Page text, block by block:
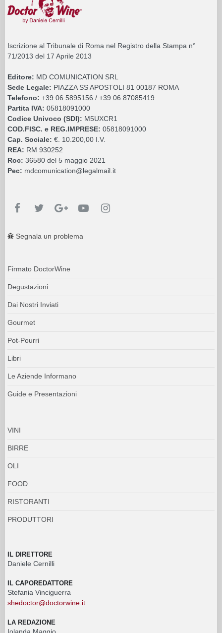
Iscrizione al Tribunale di Roma nel Registro della Stampa n°
71/2013 del 17 Aprile 2013
Editore: MD COMUNICATION SRL
Sede Legale: PIAZZA SS APOSTOLI 81 00187 ROMA
Telefono: +39 06 5895156 / +39 06 87085419
Partita IVA: 05818091000
Codice Univoco (SDI): M5UXCR1
COD.FISC. e REG.IMPRESE: 05818091000
Cap. Sociale: €. 10.200,00 I.V.
REA: RM 930252
Roc: 36580 del 5 maggio 2021
Pec: mdcomunication@legalmail.it
Segnala un problema
Firmato DoctorWine
Degustazioni
Dai Nostri Inviati
Gourmet
Pot-Pourri
Libri
Le Aziende Informano
Guide e Presentazioni
VINI
BIRRE
OLI
FOOD
RISTORANTI
PRODUTTORI
IL DIRETTORE
Daniele Cernilli
IL CAPOREDATTORE
Stefania Vinciguerra
shedoctor@doctorwine.it
LA REDAZIONE
Iolanda Maggio